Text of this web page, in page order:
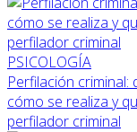
PSICOLOGÍA
Perfilación criminal:
cómo se realiza y
perfilador criminal